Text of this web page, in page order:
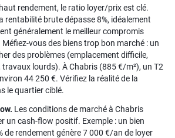
rendement, le ratio loyer/prix est clé.
rentabilité brute dépasse 8%, idéalement
généralement le meilleur compromis
vous des biens trop bon marché : un
des problèmes (emplacement difficile,
lourds). À Chabris (885 €/m²), un T2
44 250 €. Vérifiez la réalité de la
le quartier ciblé.
Les conditions de marché à Chabris
un cash-flow positif. Exemple : un bien
de rendement génère 7 000 €/an de loyer